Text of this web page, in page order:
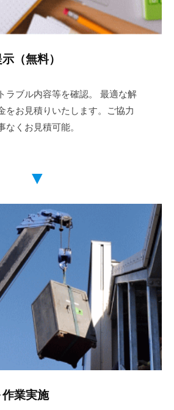
（無料）
ラブル内容等を確認。 最適な解
をお見積りいたします。ご協力
なくお見積可能。
▼
業実施